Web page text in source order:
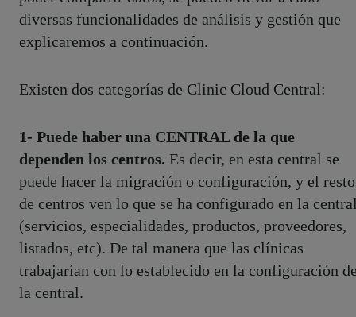
diversas funcionalidades de análisis y gestión que
explicaremos a continuación.
Existen dos categorías de Clinic Cloud Central:
1- Puede haber una CENTRAL de la que
dependen los centros. Es decir, en esta central se
puede hacer la migración o configuración, y el resto
de centros ven lo que se ha configurado en la
(servicios, especialidades, productos, proveedores,
listados, etc). De tal manera que las clínicas
trabajarían con lo establecido en la configuración
la central.